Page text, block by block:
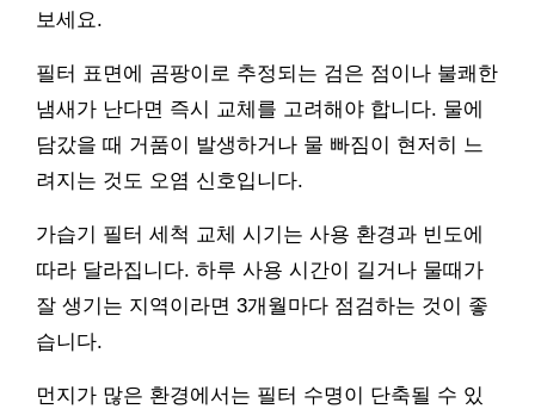
보세요.
필터 표면에 곰팡이로 추정되는 검은 점이나 불쾌한
냄새가 난다면 즉시 교체를 고려해야 합니다. 물에
담갔을 때 거품이 발생하거나 물 빠짐이 현저히 느
려지는 것도 오염 신호입니다.
가습기 필터 세척 교체 시기는 사용 환경과 빈도에
따라 달라집니다. 하루 사용 시간이 길거나 물때가
잘 생기는 지역이라면 3개월마다 점검하는 것이 좋
습니다.
먼지가 많은 환경에서는 필터 수명이 단축될 수 있